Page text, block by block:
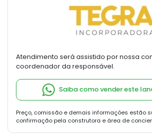
Atendimento será assistido por nossa
coordenador da responsável.
Saiba como vender este
Preço, comissão e demais informações estão
confirmação pela construtora e área de